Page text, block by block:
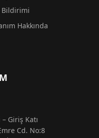
Bildirimi
Hakkında
Giriş Katı
Cd. No:8